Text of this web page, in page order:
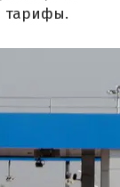
тарифы.